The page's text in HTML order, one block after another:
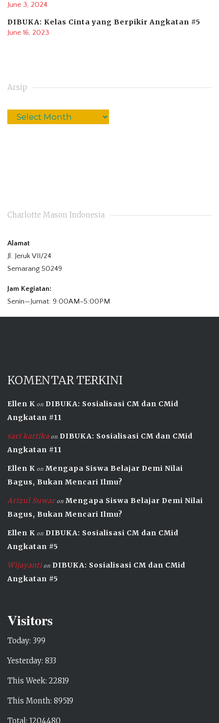
June 3, 2024
DIBUKA: Kelas Cinta yang Berpikir Angkatan #5
June 16, 2023
Arsip
Charlotte Mason Indonesia
Alamat
Jl. Jeruk VII/24
Semarang 50249
Jam Kegiatan:
Senin—Jumat: 9:00AM–5:00PM
KOMENTAR TERKINI
Ellen K on DIBUKA: Sosialisasi CM dan CMid
Angkatan #11
sari kartika on DIBUKA: Sosialisasi CM dan CMid
Angkatan #11
Ellen K on Mengapa Siswa Belajar Demi Nilai
Bagus, Bukan Mencari Ilmu?
Arizul Suwaron Mengapa Siswa Belajar Demi Nilai
Bagus, Bukan Mencari Ilmu?
Ellen K on DIBUKA: Sosialisasi CM dan CMid
Angkatan #5
Wijayanti on DIBUKA: Sosialisasi CM dan CMid
Angkatan #5
Visitors
Today: 399
Yesterday: 833
This Week: 22819
This Month: 89519
Total: 1204480